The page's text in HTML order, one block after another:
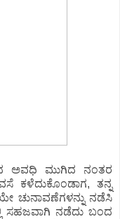
ಅವಧಿ ಮುಗಿದ ನಂತರ
ಕಳೆದುಕೊಂಡಾಗ, ತನ್ನ
ಚುನಾವಣೆಗಳನ್ನು ನಡೆಸಿ
ಸಹಜವಾಗಿ ನಡೆದು ಬಂದ